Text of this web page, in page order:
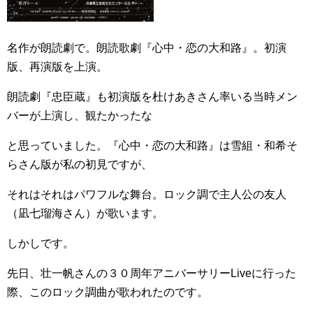
名作が朗読劇で。朗読歌劇『心中・恋の大和路』。初演
版、再演版を上演。
朗読劇『忠臣蔵』も初演版を杜けあきさん率いる当時メン
バーが上演し、観たかったな
と思っていました。『心中・恋の大和路』は雪組・和希そ
らさん版が私の初見ですが、
それはそれはパワフルな舞台。ロック調で主人公の友人
（凪七瑠海さん）が歌います。
しかしです。
先日、壮一帆さんの３０周年アニバーサリーLiveに行った
際、このロック調曲が歌われたのです。